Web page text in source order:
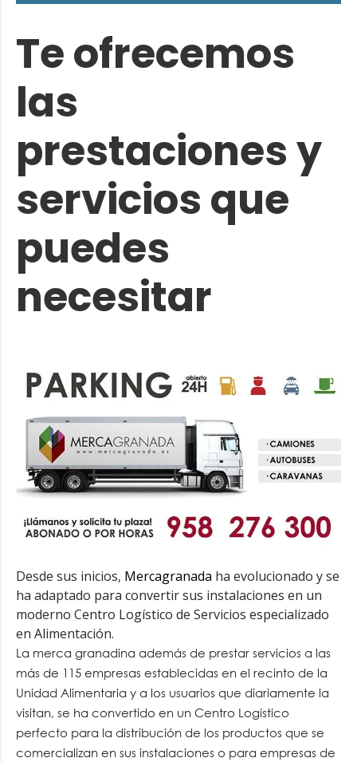
Te ofrecemos
las
prestaciones y
servicios que
puedes
necesitar
Desde sus inicios, Mercagranada ha evolucionado y se
ha adaptado para convertir sus instalaciones en un
moderno Centro Logístico de Servicios especializado
en Alimentación.
La merca granadina además de prestar servicios a las
más de 115 empresas establecidas en el recinto de la
Unidad Alimentaria y a los usuarios que diariamente la
visitan, se ha convertido en un Centro Logístico
perfecto para la distribución de los productos que se
comercializan en sus instalaciones o para empresas de